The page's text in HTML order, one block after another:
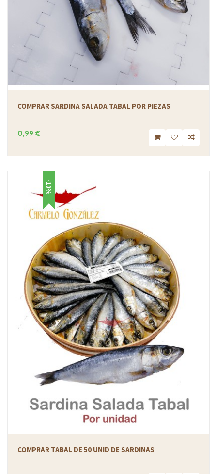
COMPRAR SARDINA SALADA TABAL POR PIEZAS
0,99 €
-10%
COMPRAR TABAL DE 50 UNID DE SARDINAS